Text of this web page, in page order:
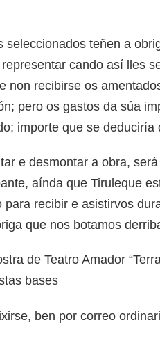
teñen a
cando así lles
non recibirse os
pero os gastos da súa
importe que se deduciría
e desmontar a obra, será
aínda que Tiruleque
recibir e asistirvos
que nos botamos
de Teatro Amador
bases
ben por correo